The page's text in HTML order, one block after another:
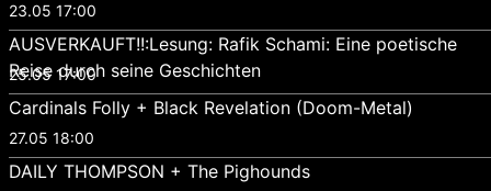
23.05 17:00
AUSVERKAUFT!!:Lesung: Rafik Schami: Eine poetische
Reise durch seine Geschichten
25.05 17:00
Cardinals Folly + Black Revelation (Doom-Metal)
27.05 18:00
DAILY THOMPSON + The Pighounds